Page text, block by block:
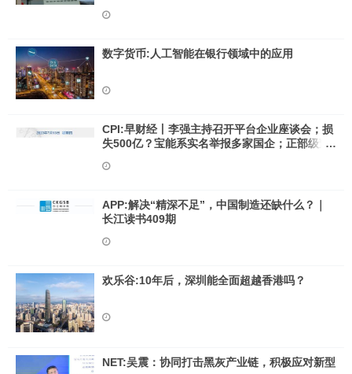
数字货币:人工智能在银行领域中的应用
CPI:早财经丨李强主持召开平台企业座谈会；损
失500亿？宝能系实名举报多家国企；正部级董
APP:解决“精深不足”，中国制造还缺什么？｜
长江读书409期
欢乐谷:10年后，深圳能全面超越香港吗？
NET:吴震：协同打击黑灰产业链，积极应对新型